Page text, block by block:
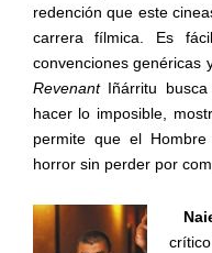
redención que este
carrera fílmica. Es
convenciones genéricas
RevenantIñárritu busca
hacer lo imposible,
permite que el
horror sin perder por